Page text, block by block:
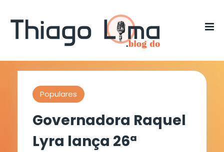
Populares
Governadora Raquel
Lyra lança 26ª